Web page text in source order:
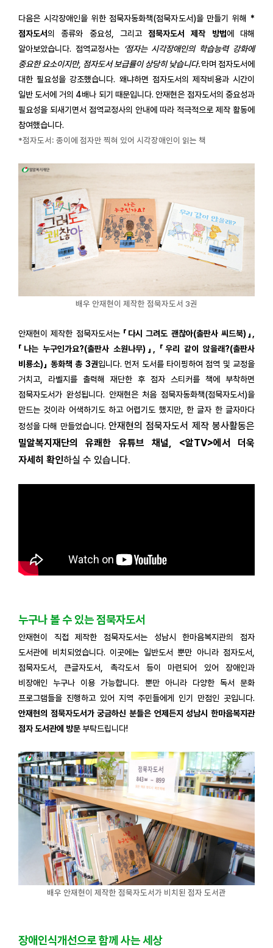
다음은 시각장애인을 위한 점묵자동화책(점묵자도서)을 만들기 위해
*
점자도서의 종류와 중요성, 그리고점묵자도서 제작 방법에 대해
알아보았습니다. 점역교정사는 ‘점자는 시각장애인의 학습능력 강화에
중요한 요소이지만, 점자도서 보급률이 상당히 낮습니다.’라며 점자도서에
대한 필요성을 강조했습니다. 왜냐하면 점자도서의 제작비용과 시간이
일반 도서에 거의 4배나 되기 때문입니다. 안재현은 점자도서의 중요성과
필요성을 되새기면서 점역교정사의 안내에 따라 적극적으로 제작 활동에
참여했습니다.
*점자도서: 종이에 점자만 찍혀 있어 시각장애인이 읽는 책
배우 안재현이 제작한 점묵자도서 3권
안재현이 제작한 점묵자도서는「다시 그려도 괜찮아(출판사 씨드북)」,
「나는 누구인가요?(출판사 소원나무)」, 「우리 같이 앉을래?(출판사
비룡소)」 동화책 총 3권입니다. 먼저 도서를 타이핑하여 점역 및 교정을
거치고, 라벨지를 출력해 재단한 후 점자 스티커를 책에 부착하면
점묵자도서가 완성됩니다. 안재현은 처음 점묵자동화책(점묵자도서)을
만드는 것이라 어색하기도 하고 어렵기도 했지만, 한 글자 한 글자마다
정성을 다해 만들었습니다. 안재현의 점묵자도서 제작 봉사활동은
밀알복지재단의 유쾌한 유튜브 채널, <알TV>에서 더욱
자세히 확인하실 수 있습니다.
누구나 볼 수 있는 점묵자도서
안재현이 직접 제작한 점묵자도서는 성남시 한마음복지관의 점자
도서관에 비치되었습니다. 이곳에는 일반도서 뿐만 아니라 점자도서,
점묵자도서, 큰글자도서, 촉각도서 등이 마련되어 있어 장애인과
비장애인 누구나 이용 가능합니다. 뿐만 아니라 다양한 독서 문화
프로그램들을 진행하고 있어 지역 주민들에게 인기 만점인 곳입니다.
안재현의 점묵자도서가 궁금하신 분들은 언제든지 성남시 한마음복지관
점자 도서관에 방문부탁드립니다!
배우 안재현이 제작한 점묵자도서가 비치된 점자 도서관
장애인식개선으로 함께 사는 세상